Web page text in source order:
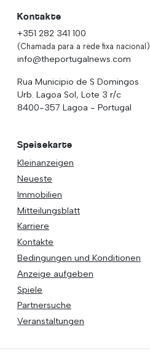
Kontakte
+351 282 341 100
(Chamada para a rede fixa nacional)
info@theportugalnews.com
Rua Municipio de S Domingos
Urb. Lagoa Sol, Lote 3 r/c
8400-357 Lagoa - Portugal
Speisekarte
Kleinanzeigen
Neueste
Immobilien
Mitteilungsblatt
Karriere
Kontakte
Bedingungen und Konditionen
Anzeige aufgeben
Spiele
Partnersuche
Veranstaltungen